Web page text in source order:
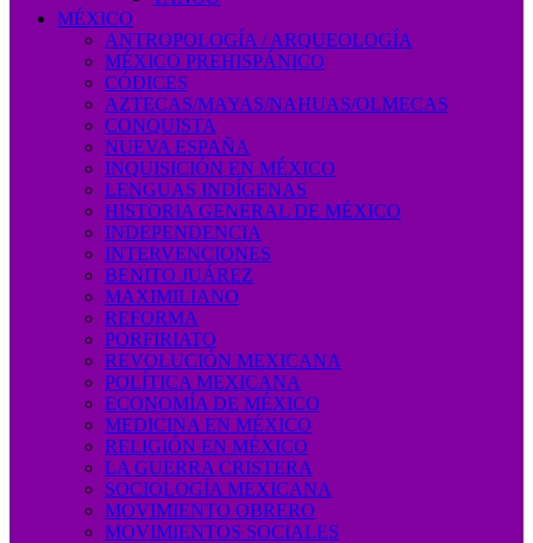
MÉXICO
ANTROPOLOGÍA / ARQUEOLOGÍA
MÉXICO PREHISPÁNICO
CÓDICES
AZTECAS/MAYAS/NAHUAS/OLMECAS
CONQUISTA
NUEVA ESPAÑA
INQUISICIÓN EN MÉXICO
LENGUAS INDÍGENAS
HISTORIA GENERAL DE MÉXICO
INDEPENDENCIA
INTERVENCIONES
BENITO JUÁREZ
MAXIMILIANO
REFORMA
PORFIRIATO
REVOLUCIÓN MEXICANA
POLÍTICA MEXICANA
ECONOMÍA DE MÉXICO
MEDICINA EN MÉXICO
RELIGIÓN EN MÉXICO
LA GUERRA CRISTERA
SOCIOLOGÍA MEXICANA
MOVIMIENTO OBRERO
MOVIMIENTOS SOCIALES